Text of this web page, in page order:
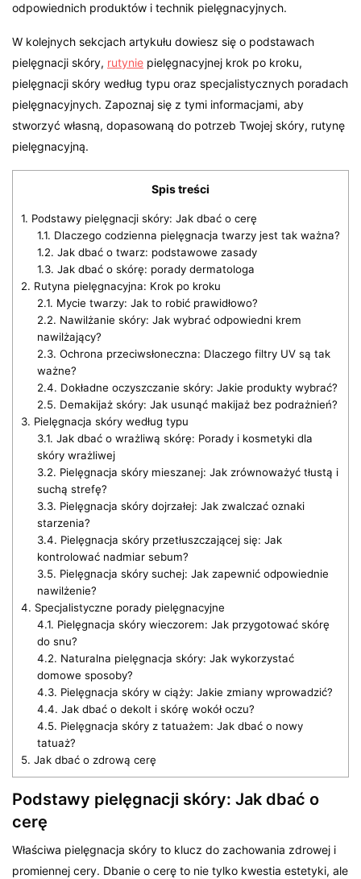
odpowiednich produktów i technik pielęgnacyjnych.
W kolejnych sekcjach artykułu dowiesz się o podstawach
pielęgnacji skóry, rutynie pielęgnacyjnej krok po kroku,
pielęgnacji skóry według typu oraz specjalistycznych poradach
pielęgnacyjnych. Zapoznaj się z tymi informacjami, aby
stworzyć własną, dopasowaną do potrzeb Twojej skóry, rutynę
pielęgnacyjną.
Spis treści
1. Podstawy pielęgnacji skóry: Jak dbać o cerę
1.1. Dlaczego codzienna pielęgnacja twarzy jest tak ważna?
1.2. Jak dbać o twarz: podstawowe zasady
1.3. Jak dbać o skórę: porady dermatologa
2. Rutyna pielęgnacyjna: Krok po kroku
2.1. Mycie twarzy: Jak to robić prawidłowo?
2.2. Nawilżanie skóry: Jak wybrać odpowiedni krem
nawilżający?
2.3. Ochrona przeciwsłoneczna: Dlaczego filtry UV są tak
ważne?
2.4. Dokładne oczyszczanie skóry: Jakie produkty wybrać?
2.5. Demakijaż skóry: Jak usunąć makijaż bez podrażnień?
3. Pielęgnacja skóry według typu
3.1. Jak dbać o wrażliwą skórę: Porady i kosmetyki dla
skóry wrażliwej
3.2. Pielęgnacja skóry mieszanej: Jak zrównoważyć tłustą i
suchą strefę?
3.3. Pielęgnacja skóry dojrzałej: Jak zwalczać oznaki
starzenia?
3.4. Pielęgnacja skóry przetłuszczającej się: Jak
kontrolować nadmiar sebum?
3.5. Pielęgnacja skóry suchej: Jak zapewnić odpowiednie
nawilżenie?
4. Specjalistyczne porady pielęgnacyjne
4.1. Pielęgnacja skóry wieczorem: Jak przygotować skórę
do snu?
4.2. Naturalna pielęgnacja skóry: Jak wykorzystać
domowe sposoby?
4.3. Pielęgnacja skóry w ciąży: Jakie zmiany wprowadzić?
4.4. Jak dbać o dekolt i skórę wokół oczu?
4.5. Pielęgnacja skóry z tatuażem: Jak dbać o nowy
tatuaż?
5. Jak dbać o zdrową cerę
Podstawy pielęgnacji skóry: Jak dbać o
cerę
Właściwa pielęgnacja skóry to klucz do zachowania zdrowej i
promiennej cery. Dbanie o cerę to nie tylko kwestia estetyki, ale